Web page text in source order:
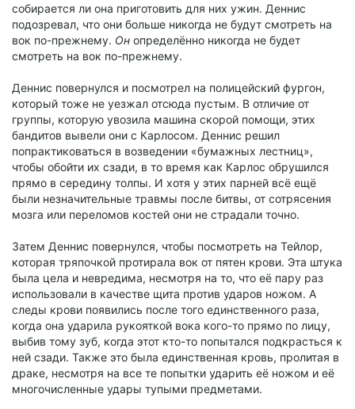
собирается ли она приготовить для них ужин. Деннис
подозревал, что они больше никогда не будут смотреть на
вок по-прежнему. Он определённо никогда не будет
смотреть на вок по-прежнему.
Деннис повернулся и посмотрел на полицейский фургон,
который тоже не уезжал отсюда пустым. В отличие от
группы, которую увозила машина скорой помощи, этих
бандитов вывели они с Карлосом. Деннис решил
попрактиковаться в возведении «бумажных лестниц»,
чтобы обойти их сзади, в то время как Карлос обрушился
прямо в середину толпы. И хотя у этих парней всё ещё
были незначительные травмы после битвы, от сотрясения
мозга или переломов костей они не страдали точно.
Затем Деннис повернулся, чтобы посмотреть на Тейлор,
которая тряпочкой протирала вок от пятен крови. Эта штука
была цела и невредима, несмотря на то, что её пару раз
использовали в качестве щита против ударов ножом. А
следы крови появились после того единственного раза,
когда она ударила рукояткой вока кого-то прямо по лицу,
выбив тому зуб, когда этот кто-то попытался подкрасться к
ней сзади. Также это была единственная кровь, пролитая в
драке, несмотря на все те попытки ударить её ножом и её
многочисленные удары тупыми предметами.